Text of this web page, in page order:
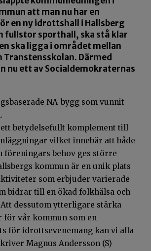
att man nu har en
en ny idrottshall i Hallsberg
fullstor sporthall, ska stå klar
ska ligga i området mellan
Transtensskolan. Därmed
nu ett av Socialdemokraternas
NA-bygg som vunnit
betydelsefullt komplement till
vilket innebär att både
föreningars behov ges större
kommun är en unik plats
som erbjuder varierade
bidrar till en ökad folkhälsa och
dessutom ytterligare stärka
vår kommun som en
för idrottsevenemang kan vi alla
Magnus Andersson (S)